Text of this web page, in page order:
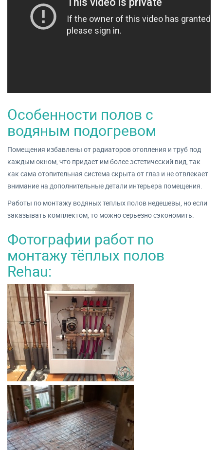
Особенности полов с
водяным подогревом
Помещения избавлены от радиаторов отопления и труб под
каждым окном, что придает им более эстетический вид, так
как сама отопительная система скрыта от глаз и не отвлекает
внимание на дополнительные детали интерьера помещения.
Работы по монтажу водяных теплых полов недешевы, но если
заказывать комплектом, то можно серьезно сэкономить.
Фотографии работ по
монтажу тёплых полов
Rehau: